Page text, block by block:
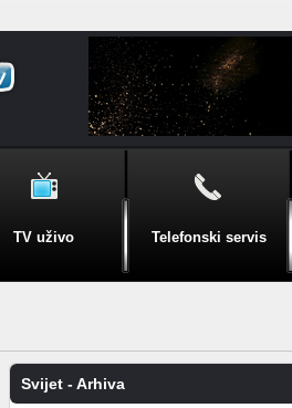
TV uživo Telefonski servis
Svijet - Arhiva